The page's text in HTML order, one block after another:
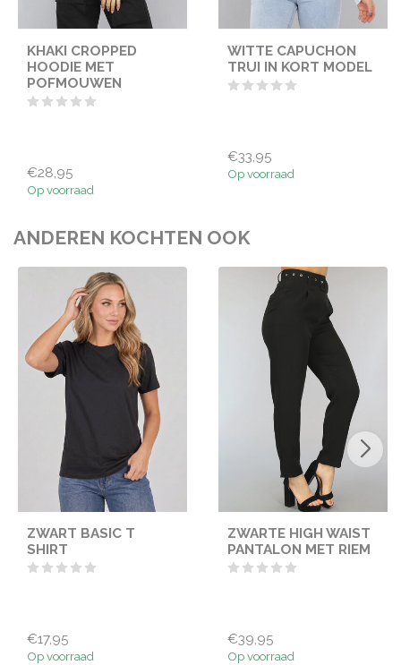
KHAKI CROPPED
HOODIE MET
POFMOUWEN
€28,95
Op voorraad
WITTE CAPUCHON
TRUI IN KORT MODEL
€33,95
Op voorraad
ANDEREN KOCHTEN OOK
ZWART BASIC T
SHIRT
€17,95
Op voorraad
ZWARTE HIGH WAIST
PANTALON MET RIEM
€39,95
Op voorraad